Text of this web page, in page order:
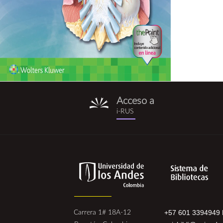
i-
rus.png
Acceso a
i-RUS
Carrera 1# 18A-12
+57 601 3394949